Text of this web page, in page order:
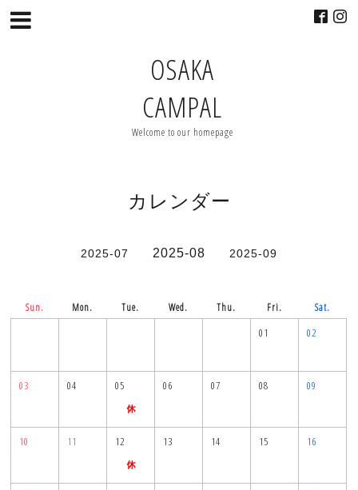
OSAKA
CAMPAL
Welcome to our homepage
カレンダー
2025-07 2025-08 2025-09
Sun. Mon. Tue. Wed. Thu. Fri. Sat.
01 02
03 04 05 06 07 08 09
10 11 12 13 14 15 16